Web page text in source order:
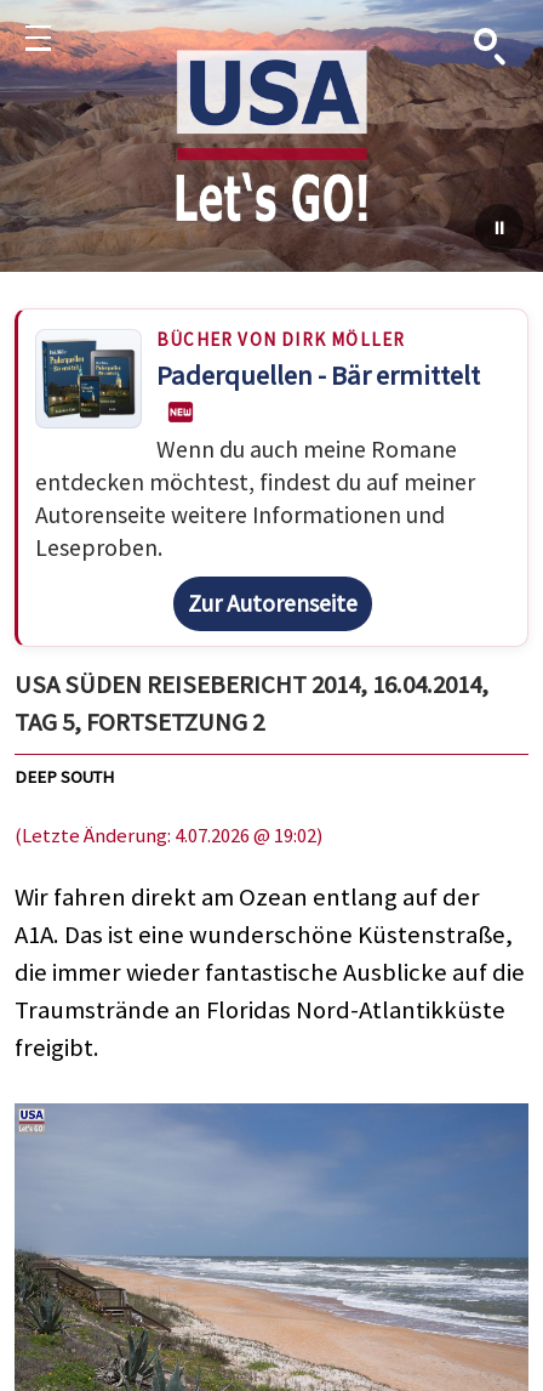
Menu Suche
BÜCHER VON DIRK MÖLLER
Paderquellen - Bär ermittelt
Wenn du auch meine Romane
entdecken möchtest, findest du auf meiner
Autorenseite weitere Informationen und
Leseproben.
Zur Autorenseite
USA SÜDEN REISEBERICHT 2014, 16.04.2014,
TAG 5, FORTSETZUNG 2
DEEP SOUTH
(Letzte Änderung: 4.07.2026 @ 19:02)
Wir fahren direkt am Ozean entlang auf der
A1A. Das ist eine wunderschöne Küstenstraße,
die immer wieder fantastische Ausblicke auf die
Traumstrände an Floridas Nord-Atlantikküste
freigibt.